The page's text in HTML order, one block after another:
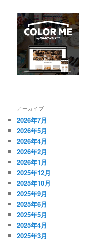
アーカイブ
2026年7月
2026年5月
2026年4月
2026年2月
2026年1月
2025年12月
2025年10月
2025年9月
2025年6月
2025年5月
2025年4月
2025年3月